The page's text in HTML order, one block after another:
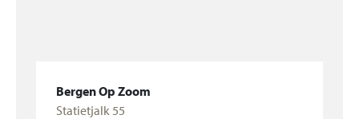
Bergen Op Zoom
Statietjalk 55